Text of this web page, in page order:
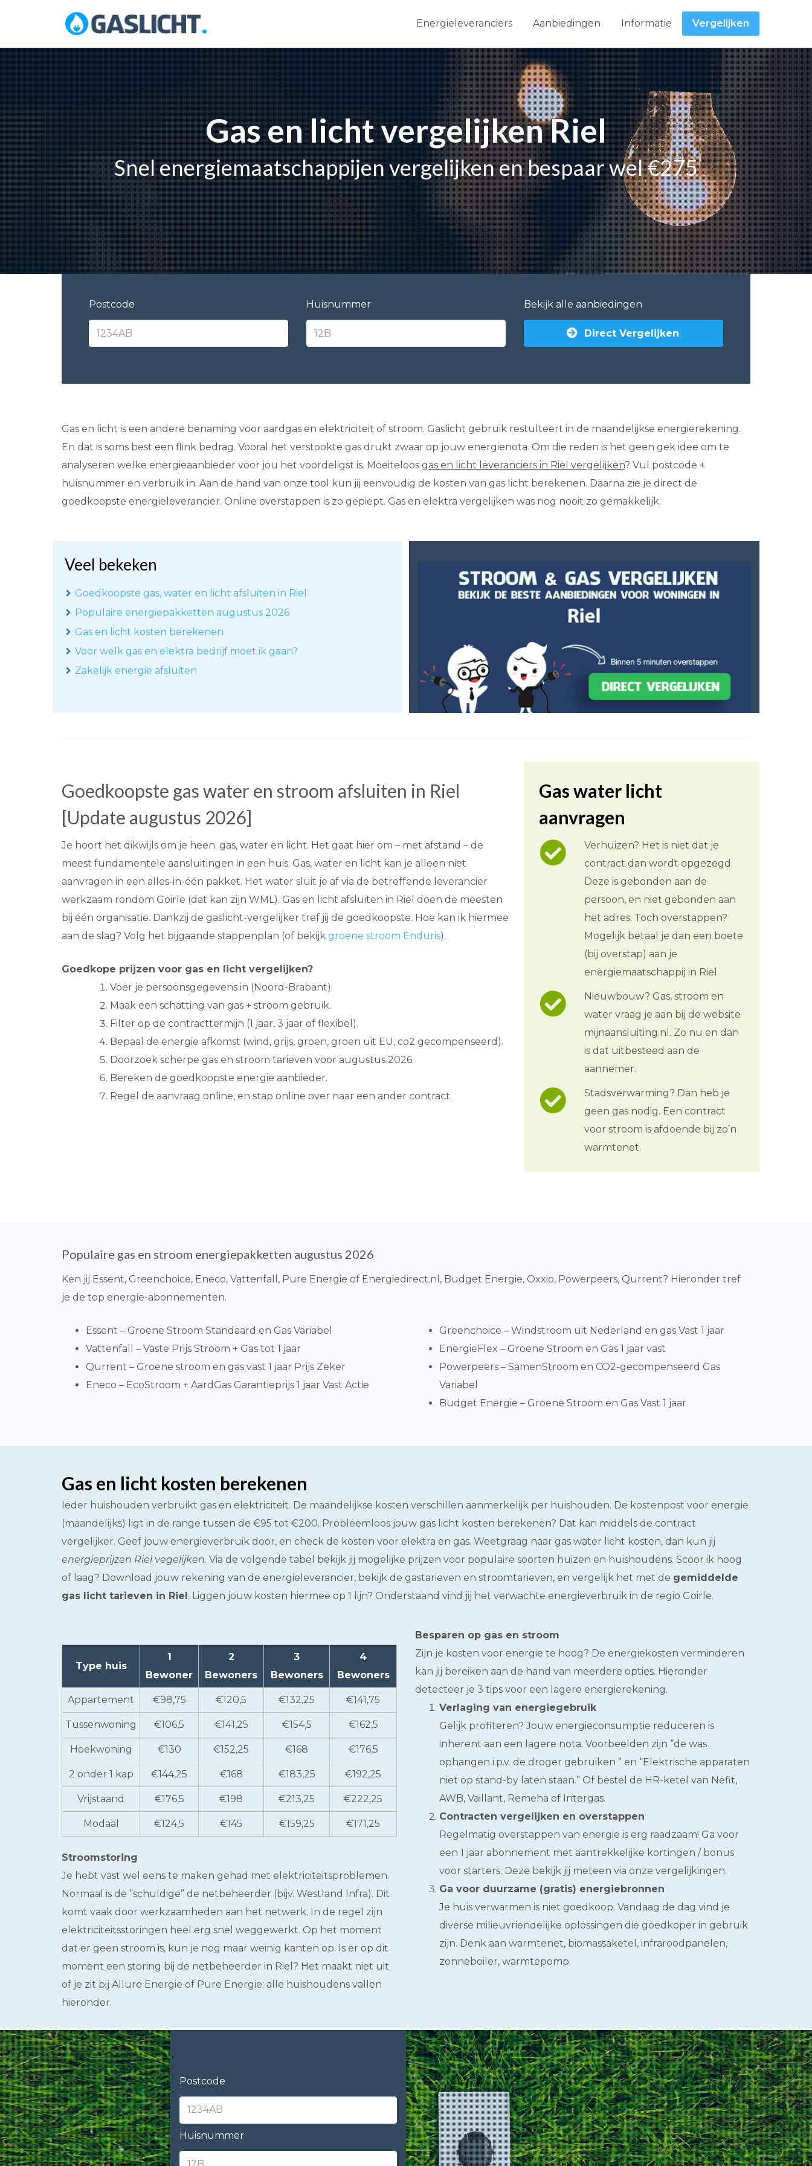
Energieleveranciers Aanbiedingen Informatie Vergelijken
Skip
to
content
Gas en licht vergelijken Riel
Snel energiemaatschappijen vergelijken en bespaar wel €275
Postcode Huisnummer Bekijk alle aanbiedingen
Direct Vergelijken
Gas en licht is een andere benaming voor aardgas en elektriciteit of stroom. Gaslicht gebruik restulteert in de maandelijkse energierekening.
En dat is soms best een flink bedrag. Vooral het verstookte gas drukt zwaar op jouw energienota. Om die reden is het geen gek idee om te
analyseren welke energieaanbieder voor jou het voordeligst is. Moeiteloos gas en licht leveranciers in Riel vergelijken? Vul postcode +
huisnummer en verbruik in. Aan de hand van onze tool kun jij eenvoudig de kosten van gas licht berekenen. Daarna zie je direct de
goedkoopste energieleverancier. Online overstappen is zo gepiept. Gas en elektra vergelijken was nog nooit zo gemakkelijk.
Veel bekeken
Goedkoopste gas, water en licht afsluiten in Riel
Populaire energiepakketten augustus 2026
Gas en licht kosten berekenen
Voor welk gas en elektra bedrijf moet ik gaan?
Zakelijk energie afsluiten
Goedkoopste gas water en stroom afsluiten in Riel
[Update augustus 2026]
Je hoort het dikwijls om je heen: gas, water en licht. Het gaat hier om – met afstand – de
meest fundamentele aansluitingen in een huis. Gas, water en licht kan je alleen niet
aanvragen in een alles-in-één pakket. Het water sluit je af via de betreffende leverancier
werkzaam rondom Goirle (dat kan zijn WML). Gas en licht afsluiten in Riel doen de meesten
bij één organisatie. Dankzij de gaslicht-vergelijker tref jij de goedkoopste. Hoe kan ik hiermee
aan de slag? Volg het bijgaande stappenplan (of bekijk groene stroom Enduris).
Goedkope prijzen voor gas en licht vergelijken?
Voer je persoonsgegevens in (Noord-Brabant).
Maak een schatting van gas + stroom gebruik.
Filter op de contracttermijn (1 jaar, 3 jaar of flexibel).
Bepaal de energie afkomst (wind, grijs, groen, groen uit EU, co2 gecompenseerd).
Doorzoek scherpe gas en stroom tarieven voor augustus 2026.
Bereken de goedkoopste energie aanbieder.
Regel de aanvraag online, en stap online over naar een ander contract.
Gas water licht
aanvragen
Verhuizen? Het is niet dat je
contract dan wordt opgezegd.
Deze is gebonden aan de
persoon, en niet gebonden aan
het adres. Toch overstappen?
Mogelijk betaal je dan een boete
(bij overstap) aan je
energiemaatschappij in Riel.
Nieuwbouw? Gas, stroom en
water vraag je aan bij de website
mijnaansluiting.nl. Zo nu en dan
is dat uitbesteed aan de
aannemer.
Stadsverwarming? Dan heb je
geen gas nodig. Een contract
voor stroom is afdoende bij zo’n
warmtenet.
Populaire gas en stroom energiepakketten augustus 2026
Ken jij Essent, Greenchoice, Eneco, Vattenfall, Pure Energie of Energiedirect.nl, Budget Energie, Oxxio, Powerpeers, Qurrent? Hieronder tref
je de top energie-abonnementen.
Essent – Groene Stroom Standaard en Gas Variabel
Vattenfall – Vaste Prijs Stroom + Gas tot 1 jaar
Qurrent – Groene stroom en gas vast 1 jaar Prijs Zeker
Eneco – EcoStroom + AardGas Garantieprijs 1 jaar Vast Actie
Greenchoice – Windstroom uit Nederland en gas Vast 1 jaar
EnergieFlex – Groene Stroom en Gas 1 jaar vast
Powerpeers – SamenStroom en CO2-gecompenseerd Gas
Variabel
Budget Energie – Groene Stroom en Gas Vast 1 jaar
Gas en licht kosten berekenen
Ieder huishouden verbruikt gas en elektriciteit. De maandelijkse kosten verschillen aanmerkelijk per huishouden. De kostenpost voor energie
(maandelijks) ligt in de range tussen de €95 tot €200. Probleemloos jouw gas licht kosten berekenen? Dat kan middels de contract
vergelijker. Geef jouw energieverbruik door, en check de kosten voor elektra en gas. Weetgraag naar gas water licht kosten, dan kun jij
energieprijzen Riel vegelijken. Via de volgende tabel bekijk jij mogelijke prijzen voor populaire soorten huizen en huishoudens. Scoor ik hoog
of laag? Download jouw rekening van de energieleverancier, bekijk de gastarieven en stroomtarieven, en vergelijk het met de gemiddelde
gas licht tarieven in Riel. Liggen jouw kosten hiermee op 1 lijn? Onderstaand vind jij het verwachte energieverbruik in de regio Goirle.
Type huis
1
Bewoner
2
Bewoners
3
Bewoners
4
Bewoners
Appartement €98,75 €120,5 €132,25 €141,75
Tussenwoning €106,5 €141,25 €154,5 €162,5
Hoekwoning €130 €152,25 €168 €176,5
2 onder 1 kap €144,25 €168 €183,25 €192,25
Vrijstaand €176,5 €198 €213,25 €222,25
Modaal €124,5 €145 €159,25 €171,25
Stroomstoring
Je hebt vast wel eens te maken gehad met elektriciteitsproblemen.
Normaal is de “schuldige” de netbeheerder (bijv. Westland Infra). Dit
komt vaak door werkzaamheden aan het netwerk. In de regel zijn
elektriciteitsstoringen heel erg snel weggewerkt. Op het moment
dat er geen stroom is, kun je nog maar weinig kanten op. Is er op dit
moment een storing bij de netbeheerder in Riel? Het maakt niet uit
of je zit bij Allure Energie of Pure Energie: alle huishoudens vallen
hieronder.
Besparen op gas en stroom
Zijn je kosten voor energie te hoog? De energiekosten verminderen
kan jij bereiken aan de hand van meerdere opties. Hieronder
detecteer je 3 tips voor een lagere energierekening.
Verlaging van energiegebruik
Gelijk profiteren? Jouw energieconsumptie reduceren is
inherent aan een lagere nota. Voorbeelden zijn “de was
ophangen i.p.v. de droger gebruiken ” en “Elektrische apparaten
niet op stand-by laten staan.” Of bestel de HR-ketel van Nefit,
AWB, Vaillant, Remeha of Intergas.
Contracten vergelijken en overstappen
Regelmatig overstappen van energie is erg raadzaam! Ga voor
een 1 jaar abonnement met aantrekkelijke kortingen / bonus
voor starters. Deze bekijk jij meteen via onze vergelijkingen.
Ga voor duurzame (gratis) energiebronnen
Je huis verwarmen is niet goedkoop. Vandaag de dag vind je
diverse milieuvriendelijke oplossingen die goedkoper in gebruik
zijn. Denk aan warmtenet, biomassaketel, infraroodpanelen,
zonneboiler, warmtepomp.
Postcode
Huisnummer